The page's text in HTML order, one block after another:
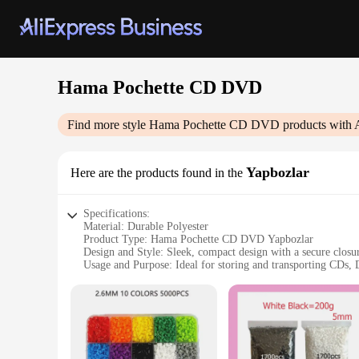
Hama Pochette CD DVD
Find more style Hama Pochette CD DVD products with
Here are the products found in the Yapbozlar
Specifications:
Material: Durable Polyester
Product Type: Hama Pochette CD DVD Yapbozlar
Design and Style: Sleek, compact design with a secure
Usage and Purpose: Ideal for storing and transporting CDs,
Shape and Size: Compact dimensions for easy portability
Features:
**Optimal Protection for Your Media**
The Hama Pochette CD DVD Yapbozlar are a testament
DVDs, and other media from scratches, dust, and other